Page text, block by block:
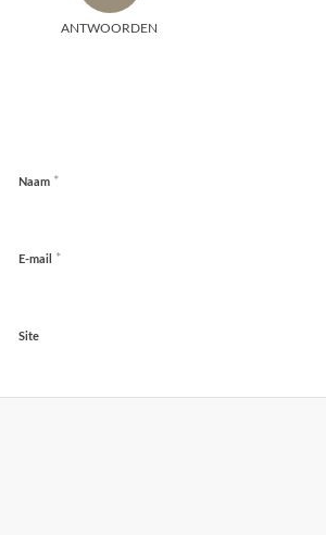
ANTWOORDEN
Naam *
E-mail *
Site